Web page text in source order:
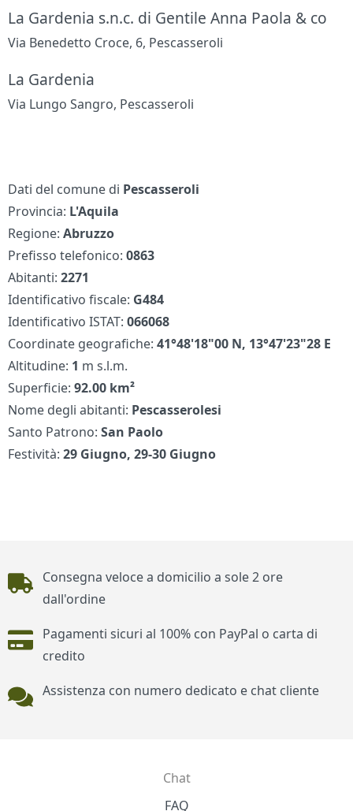
La Gardenia s.n.c. di Gentile Anna Paola & co
Via Benedetto Croce, 6, Pescasseroli
La Gardenia
Via Lungo Sangro, Pescasseroli
Dati del comune di Pescasseroli
Provincia: L'Aquila
Regione:Abruzzo
Prefisso telefonico:0863
Abitanti:2271
Identificativo fiscale: G484
Identificativo ISTAT:066068
Coordinate geografiche:41°48'18"00 N, 13°47'23"28 E
Altitudine: 1 m s.l.m.
Superficie:92.00 km²
Nome degli abitanti: Pescasserolesi
Santo Patrono:San Paolo
Festività:29 Giugno, 29-30 Giugno
Piè di pagina
Consegna veloce a domicilio a sole 2 ore
dall'ordine
Pagamenti sicuri al 100% con PayPal o carta di
credito
Assistenza con numero dedicato e chat cliente
Chat
FAQ